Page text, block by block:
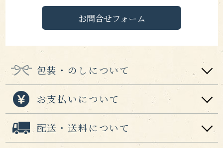
お問合せフォーム
包装・のしについて
お支払いについて
配送・送料について